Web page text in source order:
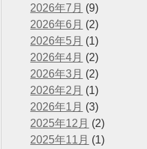
2026年7月 (9)
2026年6月 (2)
2026年5月 (1)
2026年4月 (2)
2026年3月 (2)
2026年2月 (1)
2026年1月 (3)
2025年12月 (2)
2025年11月 (1)